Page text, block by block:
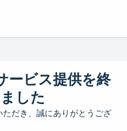
ービス提供を終
した
だき、誠にありがとうござ